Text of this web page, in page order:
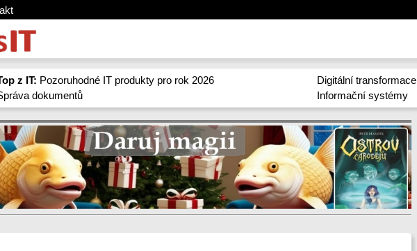
z IT: Pozoruhodné IT produkty pro rok 2026
dokumentů
Digitální transformace
Informační systémy